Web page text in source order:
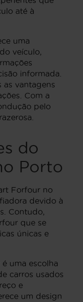
até à
uma
veículo,
informada.
as vantagens
Com a
pelo
do
Porto
Forfour no
devido à
Contudo,
que se
únicas e
é uma escolha
carros usados
e
um design